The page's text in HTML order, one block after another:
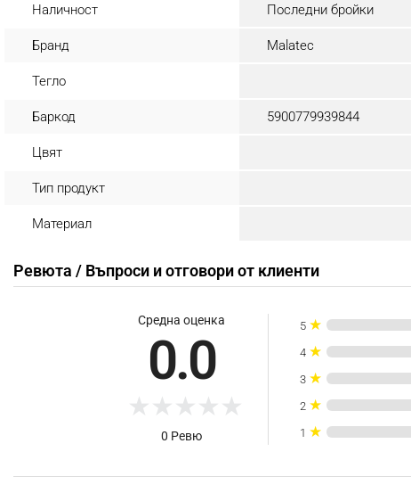
Наличност Последни бройки
Бранд Malatec
Тегло
Баркод 5900779939844
Цвят
Тип продукт
Материал
Ревюта / Въпроси и отговори от клиенти
Средна оценка
0.0
★ ★ ★ ★ ★
0 Ревю
5 ★
4 ★
3 ★
2 ★
1 ★